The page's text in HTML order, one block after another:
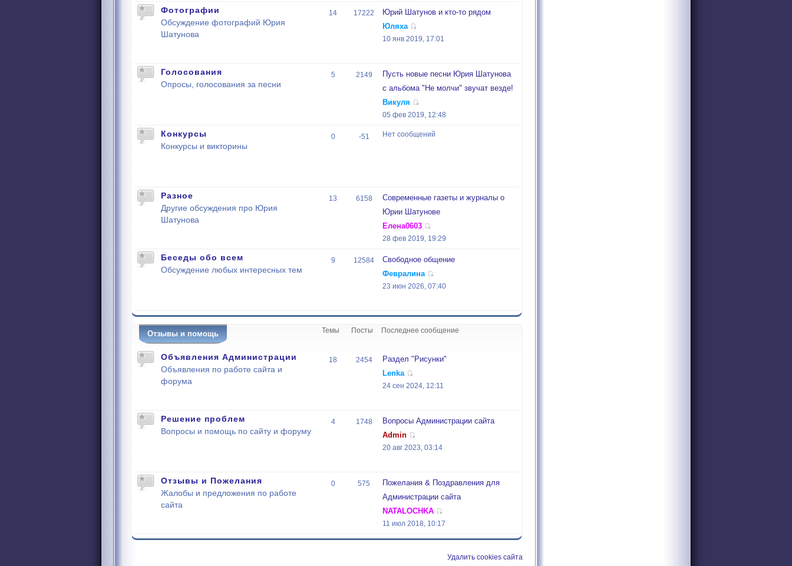
Фотографии
Обсуждение фотографий Юрия
Шатунова
14 17222
Юрий Шатунов и кто-то рядом
Юляха
10 янв 2019, 17:01
Голосования
Опросы, голосования за песни
5 2149
Пусть новые песни Юрия Шатунова
с альбома "Не молчи" звучат везде!
Викуля
05 фев 2019, 12:48
Конкурсы
Конкурсы и викторины
0 -51 Нет сообщений
Разное
Другие обсуждения про Юрия
Шатунова
13 6158
Современные газеты и журналы о
Юрии Шатунове
Елена0603
28 фев 2019, 19:29
Беседы обо всем
Обсуждение любых интересных тем
9 12584
Свободное общение
Февралина
23 июн 2026, 07:40
Отзывы и помощь Темы Посты Последнее сообщение
Объявления Администрации
Объявления по работе сайта и
форума
18 2454
Раздел "Рисунки"
Lenka
24 сен 2024, 12:11
Решение проблем
Вопросы и помощь по сайту и форуму
4 1748
Вопросы Администрации сайта
Admin
20 авг 2023, 03:14
Отзывы и Пожелания
Жалобы и предложения по работе
сайта
0 575
Пожелания & Поздравления для
Администрации сайта
NATALOCHKA
11 июл 2018, 10:17
Удалить cookies сайта